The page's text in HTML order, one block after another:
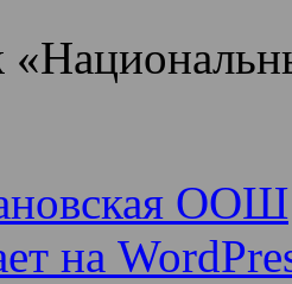
ООШ
на